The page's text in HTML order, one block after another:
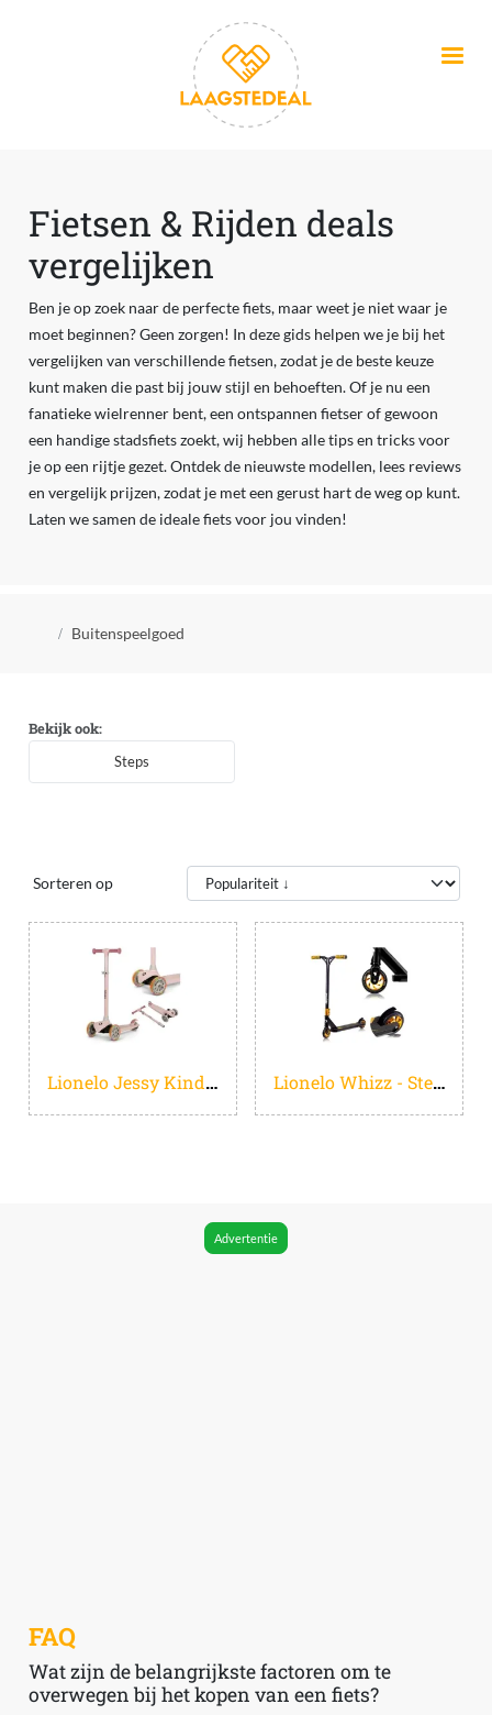
Fietsen & Rijden deals
vergelijken
Ben je op zoek naar de perfecte fiets, maar weet je niet waar je
moet beginnen? Geen zorgen! In deze gids helpen we je bij het
vergelijken van verschillende fietsen, zodat je de beste keuze
kunt maken die past bij jouw stijl en behoeften. Of je nu een
fanatieke wielrenner bent, een ontspannen fietser of gewoon
een handige stadsfiets zoekt, wij hebben alle tips en tricks voor
je op een rijtje gezet. Ontdek de nieuwste modellen, lees reviews
en vergelijk prijzen, zodat je met een gerust hart de weg op kunt.
Laten we samen de ideale fiets voor jou vinden!
Kruimelpad
Buitenspeelgoed
Bekijk ook:
Steps
Sorteren op
Lionelo Jessy Kinderstep - step 3 wielen - leeftijdsgroep 3+ - max 50kg - LED verlichting in de wielen - hoogte verstelbaar 65-70-75-80 cm Lionelo Whizz - Step - 110mm - T-Bar - 100KG - voor Jongens en Meisjes - Steel rem - Kinderstepjes
Advertentie
FAQ
Wat zijn de belangrijkste factoren om te
overwegen bij het kopen van een fiets?